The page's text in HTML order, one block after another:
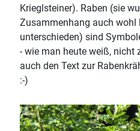
Krieglsteiner). Raben (sie
Zusammenhang auch wohl
unterschieden) sind
- wie man heute weiß, nicht
auch den Text zur
:-)